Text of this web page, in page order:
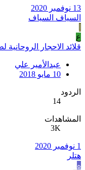
13 نوفمبر 2020
السياف السياف
ع
قلائد الاحجار
عبدالأمير علي
10 مايو 2018
الردود
14
المشاهدات
3K
1 نوفمبر 2020
هتلر
ه